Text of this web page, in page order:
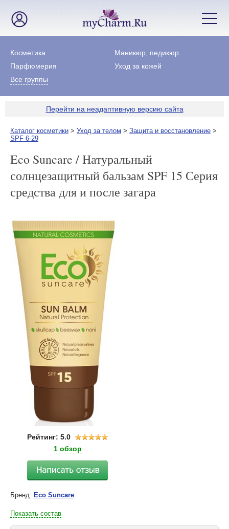
Косметика
Маникюр, педикюр
Парфюмерия
Уход за кожей
Все группы
Перейти на неадаптивную версию сайта
Каталог косметики > Уход за телом > Защита и восстановление >
SPF 6-29
Eco Suncare / Натуральный
солнцезащитный бальзам SPF 15 Серия
средства для и после загара
Рейтинг: 5.0
1 обзор
Бренд: Eco Suncare
Показать состав